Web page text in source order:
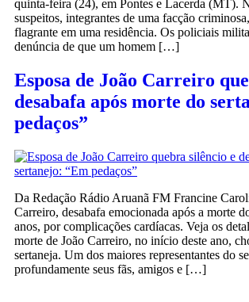
quinta-feira (24), em Pontes e Lacerda (MT).
suspeitos, integrantes de uma facção
flagrante em uma residência. Os policiais
denúncia de que um homem […]
Esposa de João Carreiro
desabafa após morte do
pedaços”
Da Redação Rádio Aruanã FM Francine
Carreiro, desabafa emocionada após a morte
anos, por complicações cardíacas. Veja os
morte de João Carreiro, no início deste ano,
sertaneja. Um dos maiores representantes do
profundamente seus fãs, amigos e […]